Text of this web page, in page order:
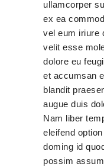
ullamcorper
ex ea
vel eum iriure
velit esse
dolore eu
et accumsan
blandit
augue duis
Nam liber
eleifend
doming id
possim